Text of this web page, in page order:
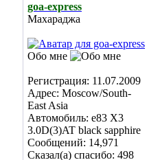
goa-express
Махараджа
Обо мне
Регистрация: 11.07.2009
Адрес: Moscow/South-
East Asia
Автомобиль: е83 Х3
3.0D(3)AT black sapphire
Сообщений: 14,971
Сказал(а) спасибо: 498